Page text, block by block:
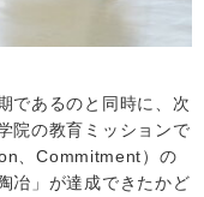
であるのと同時に、次
院の教育ミッションで
、Commitment） の
冶」が達成できたかど